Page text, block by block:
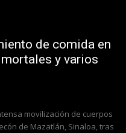
de comida en
y varios
movilización de cuerpos
de Mazatlán, Sinaloa, tras